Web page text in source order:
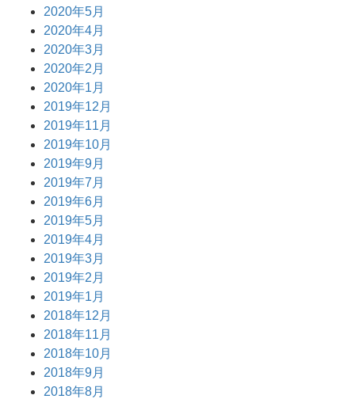
2020年5月
2020年4月
2020年3月
2020年2月
2020年1月
2019年12月
2019年11月
2019年10月
2019年9月
2019年7月
2019年6月
2019年5月
2019年4月
2019年3月
2019年2月
2019年1月
2018年12月
2018年11月
2018年10月
2018年9月
2018年8月